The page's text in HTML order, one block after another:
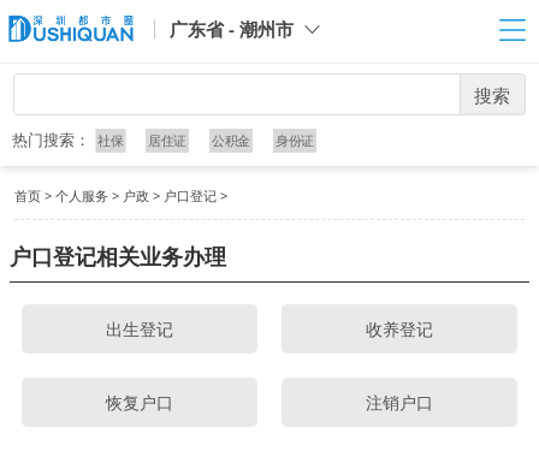
广东省 - 潮州市
搜索
热门搜索： 社保 居住证 公积金 身份证
首页 > 个人服务 > 户政 > 户口登记 >
户口登记相关业务办理
出生登记 收养登记
恢复户口 注销户口